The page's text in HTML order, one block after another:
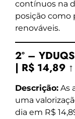
contínuos na
posição como
renováveis.
2º –
| R$ 14,89
Descrição: As
uma
dia em R$